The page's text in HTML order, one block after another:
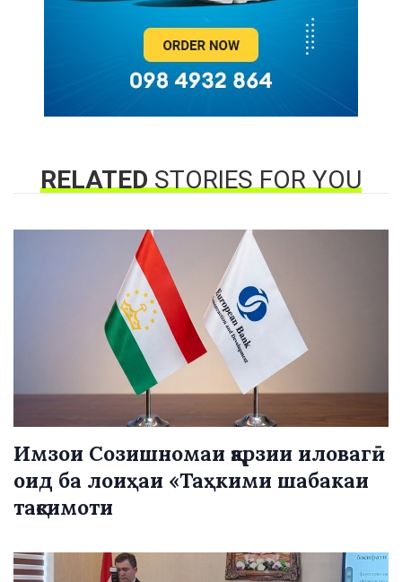
RELATEDSTORIES FOR YOU
Имзои Созишномаи қарзии иловагӣ
оид ба лоиҳаи «Таҳкими шабакаи
тақсимоти